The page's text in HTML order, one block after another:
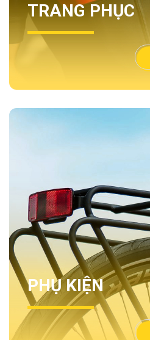
TRANG PHỤC
PHỤ KIỆN